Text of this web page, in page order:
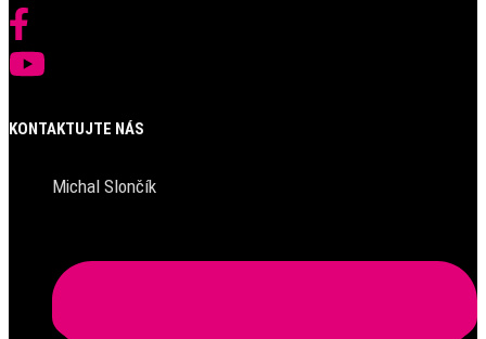
KONTAKTUJTE NÁS
Michal Slončík